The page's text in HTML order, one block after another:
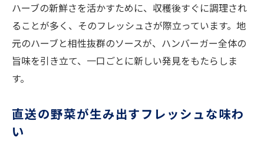
ハーブの新鮮さを活かすために、収穫後すぐに調理され
ることが多く、そのフレッシュさが際立っています。地
元のハーブと相性抜群のソースが、ハンバーガー全体の
旨味を引き立て、一口ごとに新しい発見をもたらしま
す。
直送の野菜が生み出すフレッシュな味わ
い